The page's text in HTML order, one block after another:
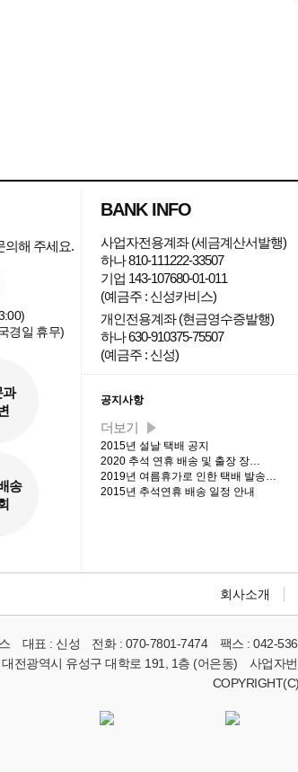
의해 주세요.
경일 휴무)
과
송
BANK INFO
사업자전용계좌 (세금계산서발행)
하나 810-111222-33507
기업 143-107680-01-011
(예금주 : 신성카비스)
개인전용계좌 (현금영수증발행)
하나 630-910375-75507
(예금주 : 신성)
커뮤니티 최신글
공지사항
더보기
2015년 설날 택배 공지
2020 추석 연휴 배송 및 출장 장…
2019년 여름휴가로 인한 택배 발송…
2015년 추석연휴 배송 일정 안내
회사소개
대표 : 신성 전화 : 070-7801-7474 팩스 : 042-
대전광역시 유성구 대학로 191, 1층 (어은동) 사업자